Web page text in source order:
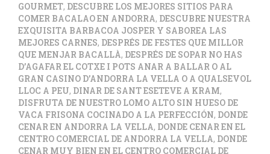
GOURMET, DESCUBRE LOS MEJORES SITIOS PARA
COMER BACALAO EN ANDORRA, DESCUBRE NUESTRA
EXQUISITA BARBACOA JOSPER Y SABOREA LAS
MEJORES CARNES, DESPRÉS DE FESTES QUE MILLOR
QUE MENJAR BACALLÀ, DESPRÉS DE SOPAR NO HAS
D’AGAFAR EL COTXE I POTS ANAR A BALLAR O AL
GRAN CASINO D’ANDORRA LA VELLA O A QUALSEVOL
LLOC A PEU, DINAR DE SANT ESETEVE A KRAM,
DISFRUTA DE NUESTRO LOMO ALTO SIN HUESO DE
VACA FRISONA COCINADO A LA PERFECCIÓN, DONDE
CENAR EN ANDORRA LA VELLA, DONDE CENAR EN EL
CENTRO COMERCIAL DE ANDORRA LA VELLA, DONDE
CENAR MUY BIEN EN EL CENTRO COMERCIAL DE